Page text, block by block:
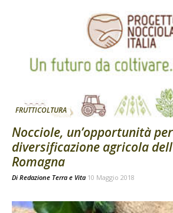
FRUTTICOLTURA
Nocciole, un’opportunità
diversificazione agricola
Romagna
Di Redazione Terra e Vita 10 Maggio 2018